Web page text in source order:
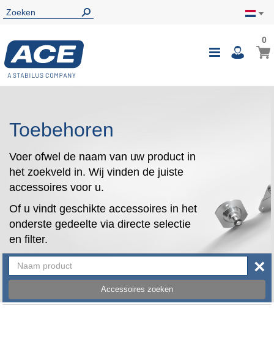
Toggle
00
Toebehoren
Voer ofwel de naam van uw product in
het zoekveld in. Wij vinden de juiste
accessoires voor u.
Of u vindt geschikte accessoires in het
onderste gedeelte via directe selectie
en filter.
Accessoires zoeken
×